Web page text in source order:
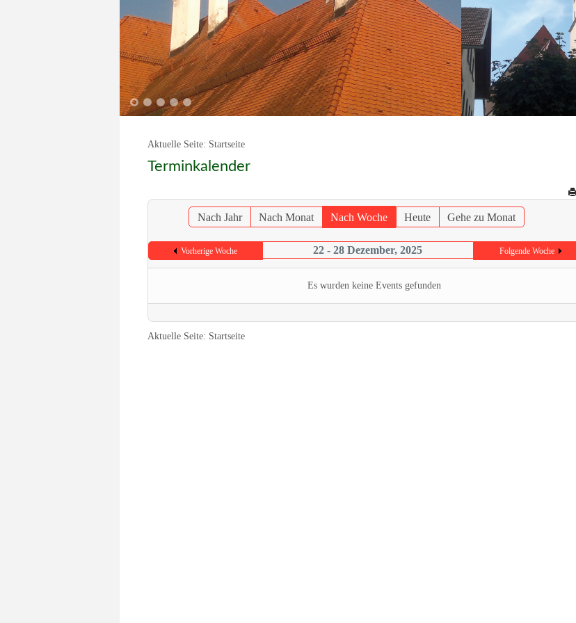
1 2 3 4 5
Aktuelle Seite: Startseite
Terminkalender
Nach Jahr Nach Monat Nach Woche Heute Gehe zu Monat
Vorherige Woche 22 - 28 Dezember, 2025 Folgende Woche
Es wurden keine Events gefunden
Aktuelle Seite: Startseite